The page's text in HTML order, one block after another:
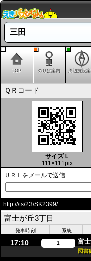
三田
TOP のりば案内 周辺施設
ＱＲコード
サイズＬ
111×111pix
ＵＲＬをメールで送信
http:///ts/23/SK2399/
富士が丘3丁目
発車時刻 系統
17:10 1 富
図書